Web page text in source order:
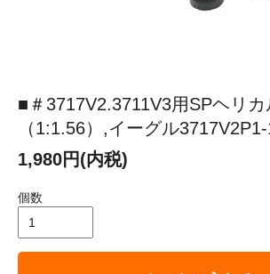
■＃3717V2.3711V3用SPヘリカ
（1:1.56）,イーグル
1,980円(内税)
個数